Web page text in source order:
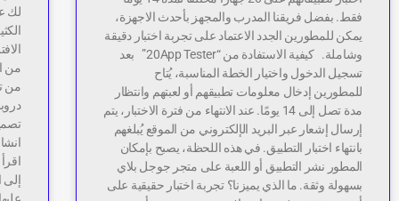
فقط. بفضل فريقنا المدرب والمجهز بأحدث الاجهزة،
يمكن للمطورين الجدد الاعتماد على تجربة اختبار دقيقة
وشاملة. كيفية الاستفادة من “20App Tester” بعد
تسجيل الدخول واختيار الخطة المناسبة، يُتاح
للمطورين إدخال معلومات تطبيقهم أو لعبتهم وانتظار
مدة تصل إلى 14 يومًا. عند الانتهاء من فترة الاختبار، يتم
إرسال إشعار عبر البريد الإلكتروني من الموقع يُبلغهم
بانتهاء اختبار التطبيق. في هذه اللحظة، يصبح بإمكان
المطور نشر التطبيق أو اللعبة على متجر جوجل بلاي
بسهولة وثقة. ما الذي يميزنا؟ تجربة اختبار حقيقية على
لك
من
من
إلى